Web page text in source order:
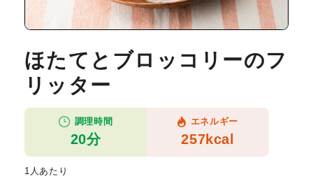
ほたてとブロッコリーのフ
リッター
調理時間
20分
エネルギー
257kcal
1人あたり